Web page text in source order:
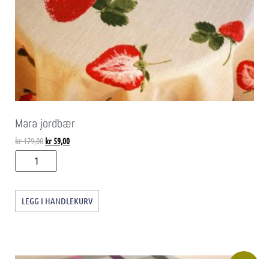
Mara jordbær
kr179,00 kr 59,00
LEGG I HANDLEKURV